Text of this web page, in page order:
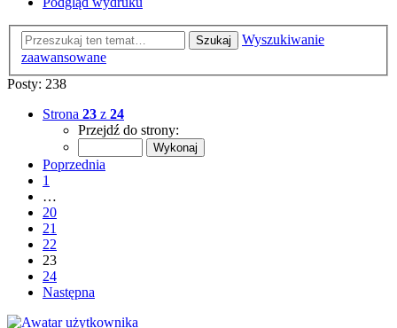
Szukaj
Wyszukiwanie
zaawansowane
Posty: 238
Strona 23 z 24
Przejdź do strony:
Poprzednia
1
…
20
21
22
23
24
Następna